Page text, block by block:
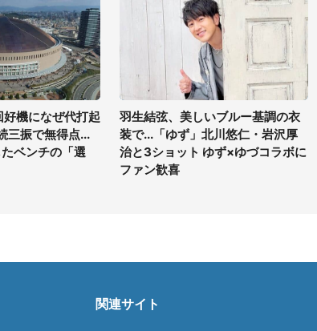
好機になぜ代打起
三振で無得点...
ベンチの「選
羽生結弦、美しいブルー基調の衣
装で...「ゆず」北川悠仁・岩沢厚
治と3ショット ゆず×ゆづコラボに
ファン歓喜
関連サイト